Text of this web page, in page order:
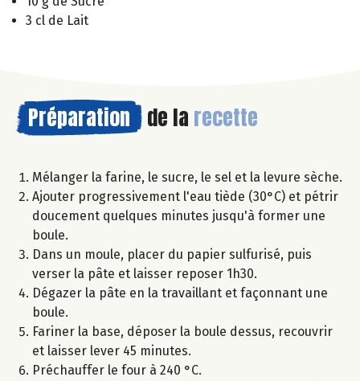
3 cl de Lait
Préparation de la recette
Mélanger la farine, le sucre, le sel et la levure sèche.
Ajouter progressivement l'eau tiède (30°C) et pétrir
doucement quelques minutes jusqu'à former une
boule.
Dans un moule, placer du papier sulfurisé, puis
verser la pâte et laisser reposer 1h30.
Dégazer la pâte en la travaillant et façonnant une
boule.
Fariner la base, déposer la boule dessus, recouvrir
et laisser lever 45 minutes.
Préchauffer le four à 240 °C.